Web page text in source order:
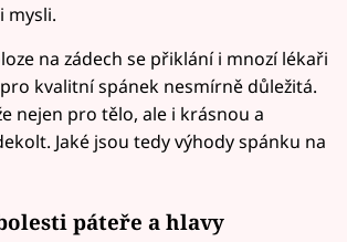
mysli.
na zádech se přiklání i mnozí lékaři
kvalitní spánek nesmírně důležitá.
nejen pro tělo, ale i krásnou a
Jaké jsou tedy výhody spánku na
páteře a hlavy